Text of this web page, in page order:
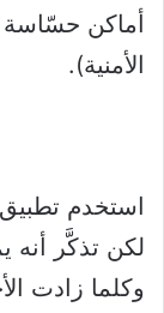
أماكن حسّاسة
الأمنية).
استخدم
لكن تذكَّر أنه
وكلما زادت